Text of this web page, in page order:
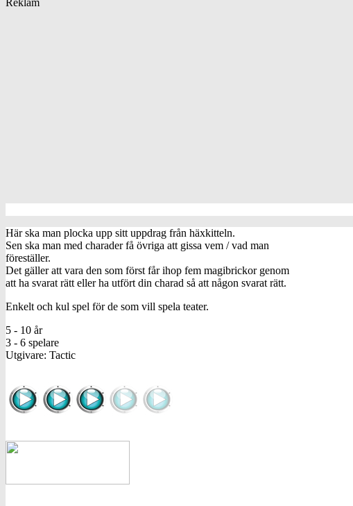
Här ska man plocka upp sitt uppdrag från häxkitteln.
Sen ska man med charader få övriga att gissa vem / vad man
föreställer.
Det gäller att vara den som först får ihop fem magibrickor genom
att ha svarat rätt eller ha utfört din charad så att någon svarat rätt.
Enkelt och kul spel för de som vill spela teater.
5 - 10 år
3 - 6 spelare
Utgivare: Tactic